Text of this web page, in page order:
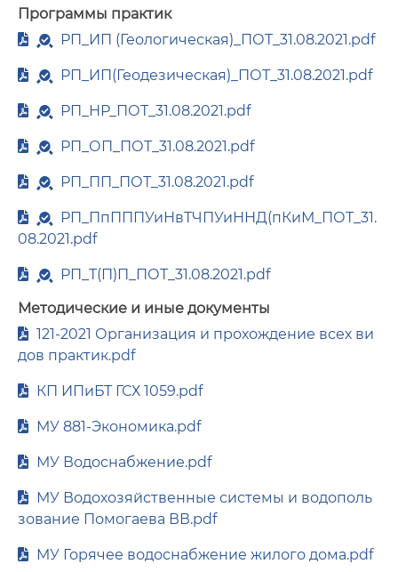
Программы практик
РП_ИП (Геологическая)_ПОТ_31.08.2021.pdf
РП_ИП(Геодезическая)_ПОТ_31.08.2021.pdf
РП_НР_ПОТ_31.08.2021.pdf
РП_ОП_ПОТ_31.08.2021.pdf
РП_ПП_ПОТ_31.08.2021.pdf
РП_ПпПППУиНвТЧПУиННД(пКиМ_ПОТ_31.
08.2021.pdf
РП_Т(П)П_ПОТ_31.08.2021.pdf
Методические и иные документы
121-2021 Организация и прохождение всех ви
дов практик.pdf
КП ИПиБТ ГСХ 1059.pdf
МУ 881-Экономика.pdf
МУ Водоснабжение.pdf
МУ Водохозяйственные системы и водополь
зование Помогаева ВВ.pdf
МУ Горячее водоснабжение жилого дома.pdf